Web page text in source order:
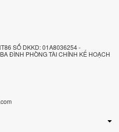
SỐ DKKD: 01A8036254 -
ĐÌNH PHÒNG TÀI CHÍNH KẾ HOẠCH